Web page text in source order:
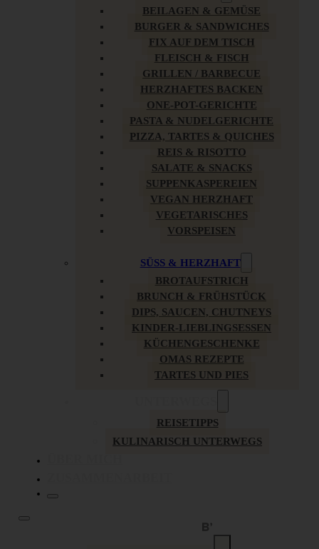
BEILAGEN & GEMÜSE
BURGER & SANDWICHES
FIX AUF DEM TISCH
FLEISCH & FISCH
GRILLEN / BARBECUE
HERZHAFTES BACKEN
ONE-POT-GERICHTE
PASTA & NUDELGERICHTE
PIZZA, TARTES & QUICHES
REIS & RISOTTO
SALATE & SNACKS
SUPPENKASPEREIEN
VEGAN HERZHAFT
VEGETARISCHES
VORSPEISEN
SÜSS & HERZHAFT
BROTAUFSTRICH
BRUNCH & FRÜHSTÜCK
DIPS, SAUCEN, CHUTNEYS
KINDER-LIEBLINGSESSEN
KÜCHENGESCHENKE
OMAS REZEPTE
TARTES UND PIES
REISETIPPS
KULINARISCH UNTERWEGS